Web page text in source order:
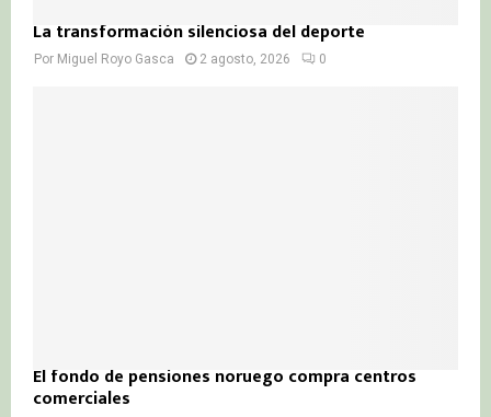
La transformación silenciosa del deporte
Por Miguel Royo Gasca 2 agosto, 2026 0
El fondo de pensiones noruego compra centros
comerciales